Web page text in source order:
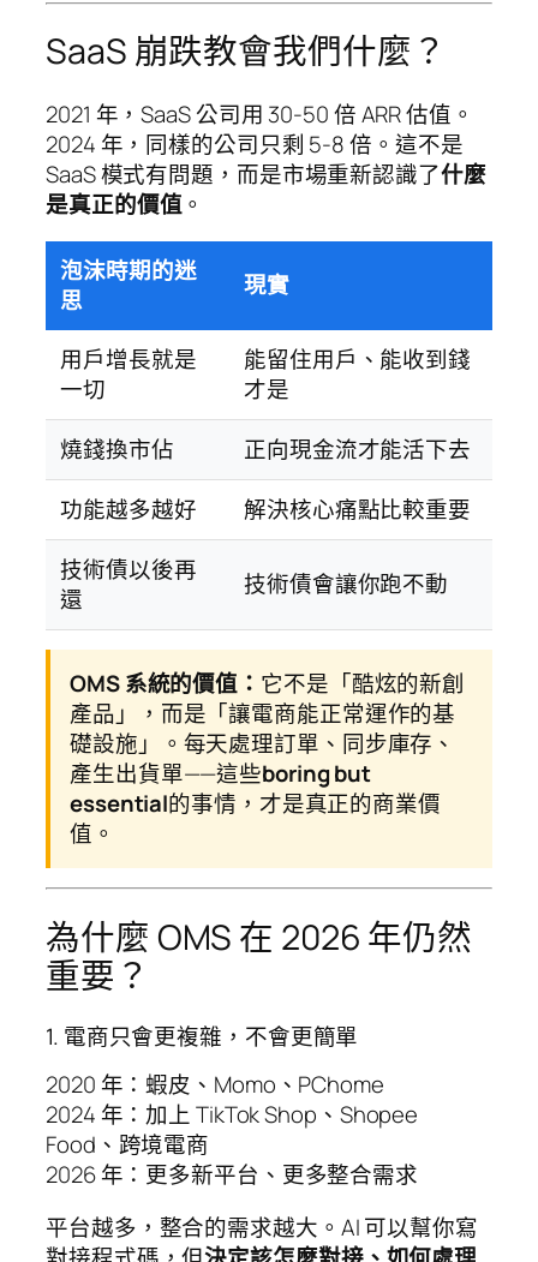
SaaS 崩跌教會我們什麼？
2021 年，SaaS 公司用 30-50 倍 ARR 估值。
2024 年，同樣的公司只剩 5-8 倍。這不是
SaaS 模式有問題，而是市場重新認識了什麼
是真正的價值。
泡沫時期的迷
思
現實
用戶增長就是
一切
能留住用戶、能收到錢
才是
燒錢換市佔
正向現金流才能活下去
功能越多越好
解決核心痛點比較重要
技術債以後再
還
技術債會讓你跑不動
OMS 系統的價值： 它不是「酷炫的新創
產品」，而是「讓電商能正常運作的基
礎設施」。每天處理訂單、同步庫存、
產生出貨單——這些boring but
essential的事情，才是真正的商業價
值。
為什麼 OMS 在 2026 年仍然
重要？
1. 電商只會更複雜，不會更簡單
2020 年：蝦皮、Momo、PChome
2024 年：加上 TikTok Shop、Shopee
Food、跨境電商
2026 年：更多新平台、更多整合需求
平台越多，整合的需求越大。AI 可以幫你寫